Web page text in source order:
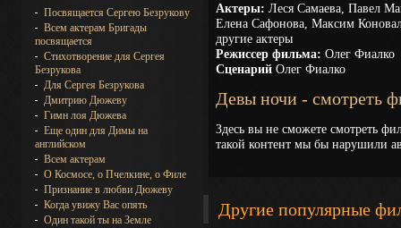
Посвящается Сергею Безрукову
Всем актерам Бригады
посвящается
Стихотворение для Сергея
Безрукова
Для Сергея Безрукова
Дмитрию Дюжеву
Гимн лоя Дюжева
Еще один для Димы на
английском
Всем актерам
О Космосе, о Пчелкине, о Филе
Признание в любви Дюжеву
Когда увижу Вас опять
Один такой ты на Земле
Актеры: Леся Самаева, Павел
Елена Сафонова, Максим
другие актеры
Режиссер фильма: Олег Фиалко
Сценарий Олег Фиалко
Девы ночи - смотреть
Здесь вы не сможете смотреть
такой контент мы бы нарушили
Другие популярные